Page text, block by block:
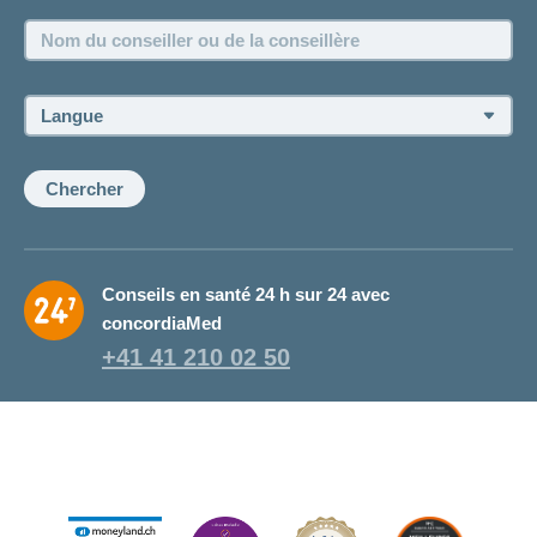
Postes vacants
Nom
du
ou
de
conseillère:
Langue:
Chercher
Conseils en santé 24 h sur 24 avec
concordiaMed
+41 41 210 02 50